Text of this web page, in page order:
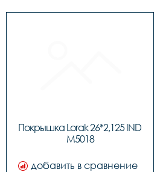
Покрышка Lorak 26*2,125 IND
M5018
добавить в сравнение